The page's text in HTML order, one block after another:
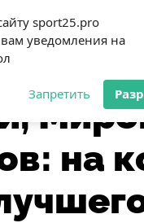
sport25.pro
уведомления на
Запретить
Аноховский,
на